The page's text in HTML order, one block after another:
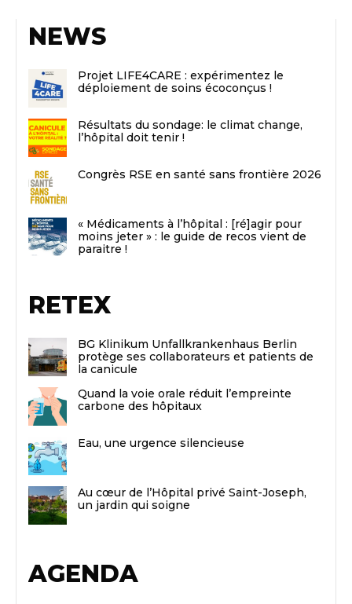
NEWS
Projet LIFE4CARE : expérimentez le
déploiement de soins écoconçus !
Résultats du sondage: le climat change,
l’hôpital doit tenir !
Congrès RSE en santé sans frontière 2026
« Médicaments à l’hôpital : [ré]agir pour
moins jeter » : le guide de recos vient de
paraitre !
RETEX
BG Klinikum Unfallkrankenhaus Berlin
protège ses collaborateurs et patients de
la canicule
Quand la voie orale réduit l’empreinte
carbone des hôpitaux
Eau, une urgence silencieuse
Au cœur de l’Hôpital privé Saint-Joseph,
un jardin qui soigne
AGENDA